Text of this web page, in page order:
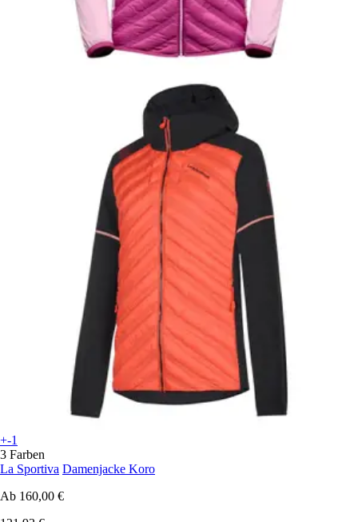
+-1
3 Farben
La Sportiva Damenjacke Koro
Ab 160,00 €